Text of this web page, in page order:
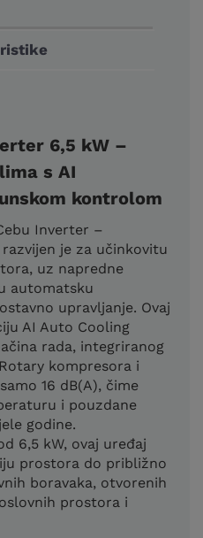
6,5 kW –
s AI
kontrolom
Inverter –
razvijen je za učinkovitu
uz napredne
automatsku
upravljanje. Ovaj
AI Auto Cooling
rada, integriranog
kompresora i
16 dB(A), čime
i pouzdane
godine.
6,5 kW, ovaj uređaj
prostora do približno
boravaka, otvorenih
prostora i